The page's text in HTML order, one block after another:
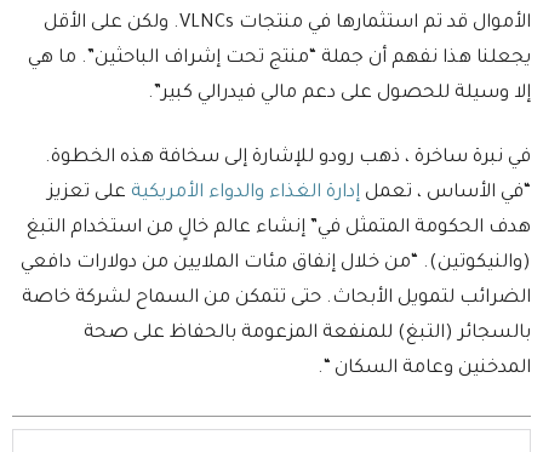
الأموال قد تم استثمارها في منتجات VLNCs. ولكن على الأقل
يجعلنا هذا نفهم أن جملة “منتج تحت إشراف الباحثين”. ما هي
إلا وسيلة للحصول على دعم مالي فيدرالي كبير”.
في نبرة ساخرة ، ذهب رودو للإشارة إلى سخافة هذه الخطوة.
“في الأساس ، تعمل إدارة الغذاء والدواء الأمريكية على تعزيز
هدف الحكومة المتمثل في” إنشاء عالم خالٍ من استخدام التبغ
(والنيكوتين). “من خلال إنفاق مئات الملايين من دولارات دافعي
الضرائب لتمويل الأبحاث. حتى تتمكن من السماح لشركة خاصة
بالسجائر (التبغ) للمنفعة المزعومة بالحفاظ على صحة
المدخنين وعامة السكان “.